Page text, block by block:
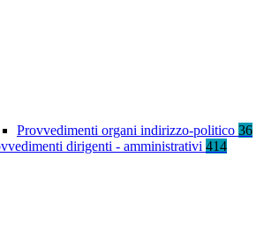
Provvedimenti organi indirizzo-politico 36
dirigenti - amministrativi 414